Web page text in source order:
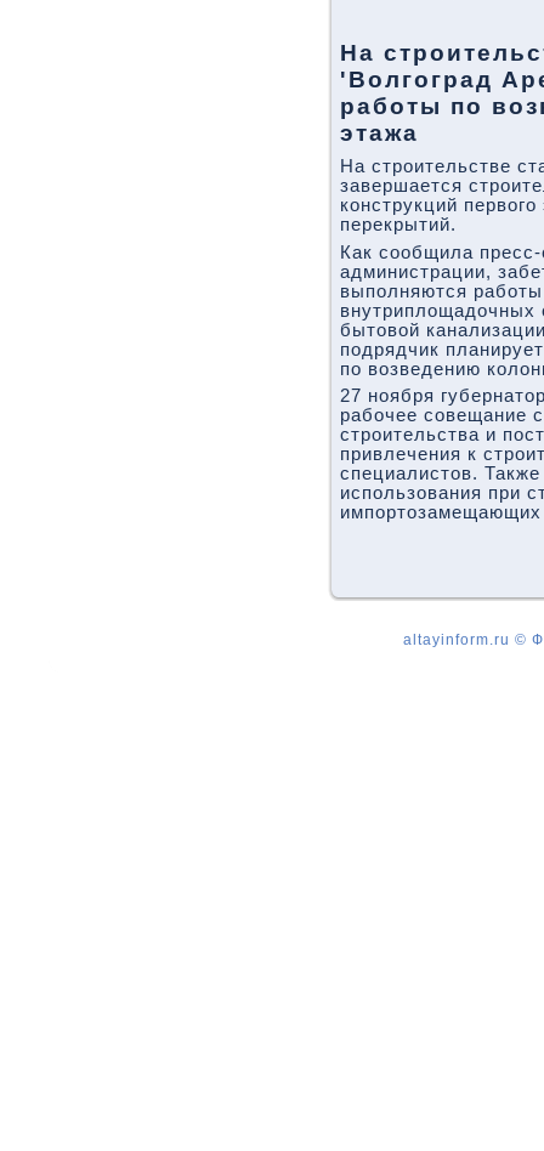
На
'Волгоград
работы по
этажа
На строительстве
завершается
конструкций
перекрытий.
Как сообщила
администрации,
выполняются
внутриплощадочных
бытовой
подрядчик
по возведению
27 ноября
рабочее совещание
строительства и
привлечения к
специалистов.
использования при
импортозамещающих
altayinform.ru ©